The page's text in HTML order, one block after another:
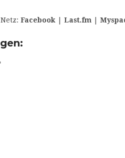
Facebook | Last.fm |